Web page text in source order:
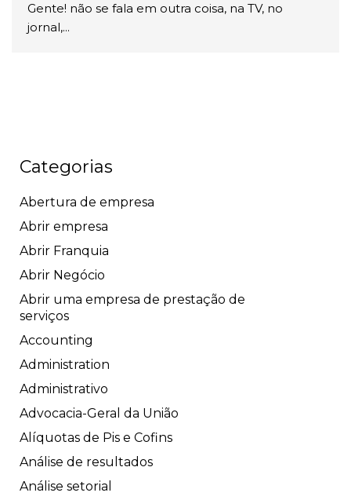
Gente! não se fala em outra coisa, na TV, no
jornal,...
Categorias
Abertura de empresa
Abrir empresa
Abrir Franquia
Abrir Negócio
Abrir uma empresa de prestação de
serviços
Accounting
Administration
Administrativo
Advocacia-Geral da União
Alíquotas de Pis e Cofins
Análise de resultados
Análise setorial